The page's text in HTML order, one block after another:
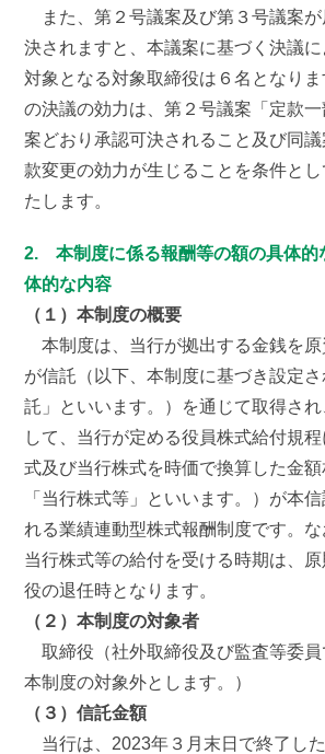
また、第２号議案及び第３号議案
決されますと、本議案に基づく決議
対象となる対象取締役は６名となり
の決議の効力は、第２号議案「定款
案どおり承認可決されること及び同
款変更の効力が生じることを条件と
たします。
2. 本制度に係る報酬等の額の具体的
体的な内容
（１）本制度の概要
本制度は、当行が拠出する金銭を
が信託（以下、本制度に基づき設定
託」といいます。）を通じて取得さ
して、当行が定める役員株式給付規
式及び当行株式を時価で換算した金
「当行株式等」といいます。）が本
れる業績連動型株式報酬制度です。
当行株式等の給付を受ける時期は、
役の退任時となります。
（２）本制度の対象者
取締役（社外取締役及び監査等委員
本制度の対象外とします。）
（３）信託金額
当行は、2023年３月末日で終了し